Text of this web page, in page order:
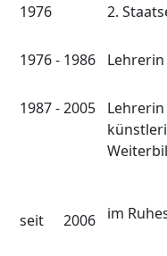
1976 2.
1976- 1986
1987-2005
seit 2006 im